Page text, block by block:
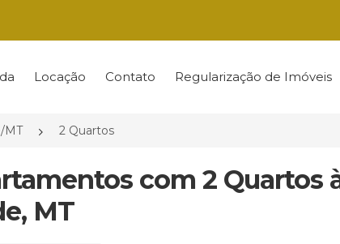
Locação Contato Regularização de Imóveis
MT 2 Quartos
com 2 Quartos
MT